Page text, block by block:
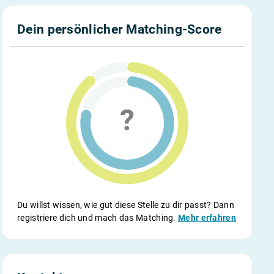
Dein persönlicher Matching-Score
Du willst wissen, wie gut diese Stelle zu dir passt? Dann
registriere dich und mach das Matching.Mehr erfahren